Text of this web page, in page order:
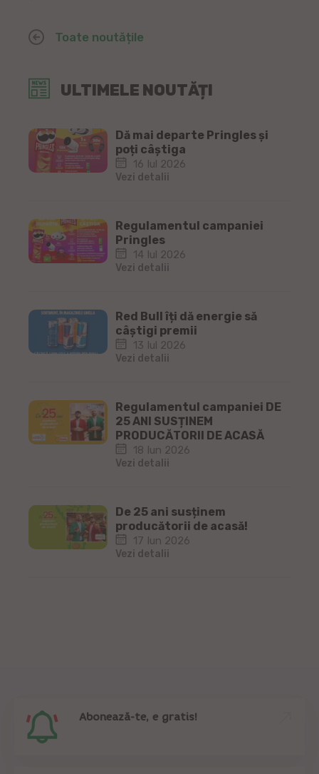
ULTIMELE NOUTĂȚI
Dă mai departe Pringles și
poți câștiga
16 Iul 2026
Vezi detalii
Regulamentul campaniei
Pringles
14 Iul 2026
Vezi detalii
Red Bull îți dă energie să
câștigi premii
13 Iul 2026
Vezi detalii
Regulamentul campaniei DE
25 ANI SUSȚINEM
PRODUCĂTORII DE ACASĂ
18 Iun 2026
Vezi detalii
De 25 ani susținem
producătorii de acasă!
17 Iun 2026
Vezi detalii
Toate noutățile
Abonează-te, e gratis!